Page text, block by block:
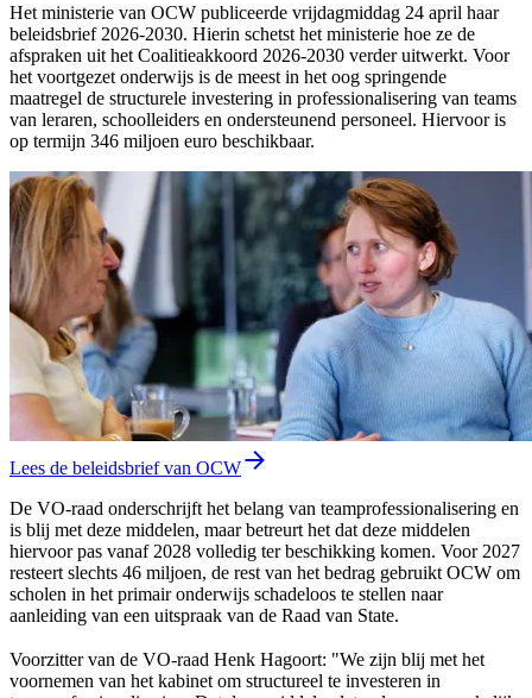
Het ministerie van OCW publiceerde vrijdagmiddag 24 april haar
beleidsbrief 2026-2030. Hierin schetst het ministerie hoe ze de
afspraken uit het Coalitieakkoord 2026-2030 verder uitwerkt. Voor
het voortgezet onderwijs is de meest in het oog springende
maatregel de structurele investering in professionalisering van teams
van leraren, schoolleiders en ondersteunend personeel. Hiervoor is
op termijn 346 miljoen euro beschikbaar.
Lees de beleidsbrief van OCW
De VO-raad onderschrijft het belang van teamprofessionalisering en
is blij met deze middelen, maar betreurt het dat deze middelen
hiervoor pas vanaf 2028 volledig ter beschikking komen. Voor 2027
resteert slechts 46 miljoen, de rest van het bedrag gebruikt OCW om
scholen in het primair onderwijs schadeloos te stellen naar
aanleiding van een uitspraak van de Raad van State.
Voorzitter van de VO-raad Henk Hagoort: "We zijn blij met het
voornemen van het kabinet om structureel te investeren in